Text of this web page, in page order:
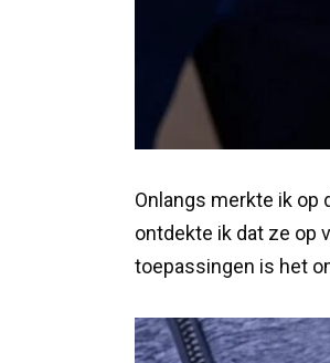
Onlangs merkte ik op
ontdekte ik dat ze op
toepassingen is het